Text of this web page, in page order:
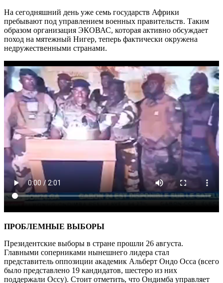
На сегодняшний день уже семь государств Африки
пребывают под управлением военных правительств. Таким
образом организация ЭКОВАС, которая активно обсуждает
поход на мятежный Нигер, теперь фактически окружена
недружественными странами.
ПРОБЛЕМНЫЕ ВЫБОРЫ
Президентские выборы в стране прошли 26 августа.
Главными соперниками нынешнего лидера стал
представитель оппозиции академик Альберт Ондо Осса (всего
было представлено 19 кандидатов, шестеро из них
поддержали Оссу). Стоит отметить, что Ондимба управляет